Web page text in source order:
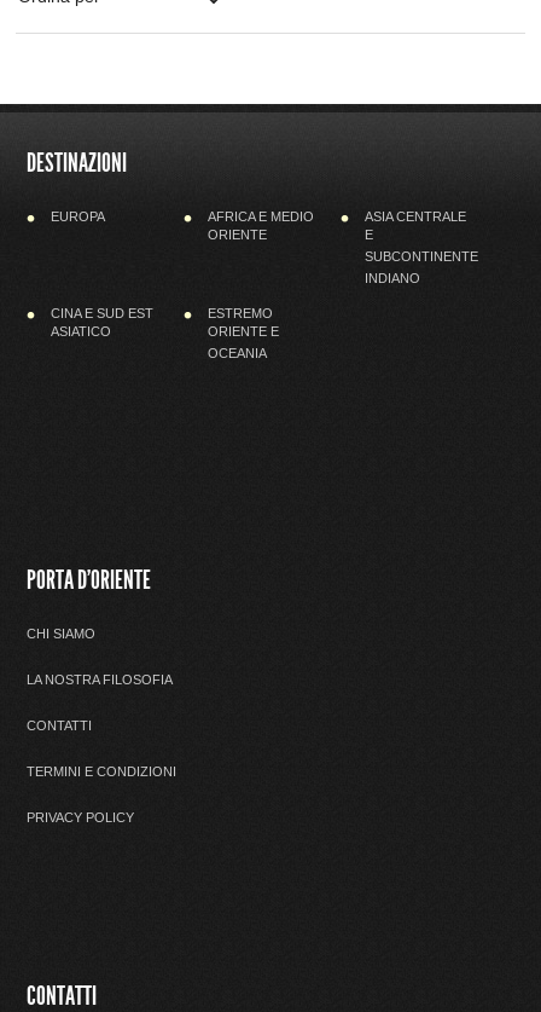
DESTINAZIONI
EUROPA AFRICA E MEDIO
ORIENTE
ASIA CENTRALE
E
SUBCONTINENTE
INDIANO
CINA E SUD EST
ASIATICO
ESTREMO
ORIENTE E
OCEANIA
PORTA D'ORIENTE
CHI SIAMO
LA NOSTRA FILOSOFIA
CONTATTI
TERMINI E CONDIZIONI
PRIVACY POLICY
CONTATTI